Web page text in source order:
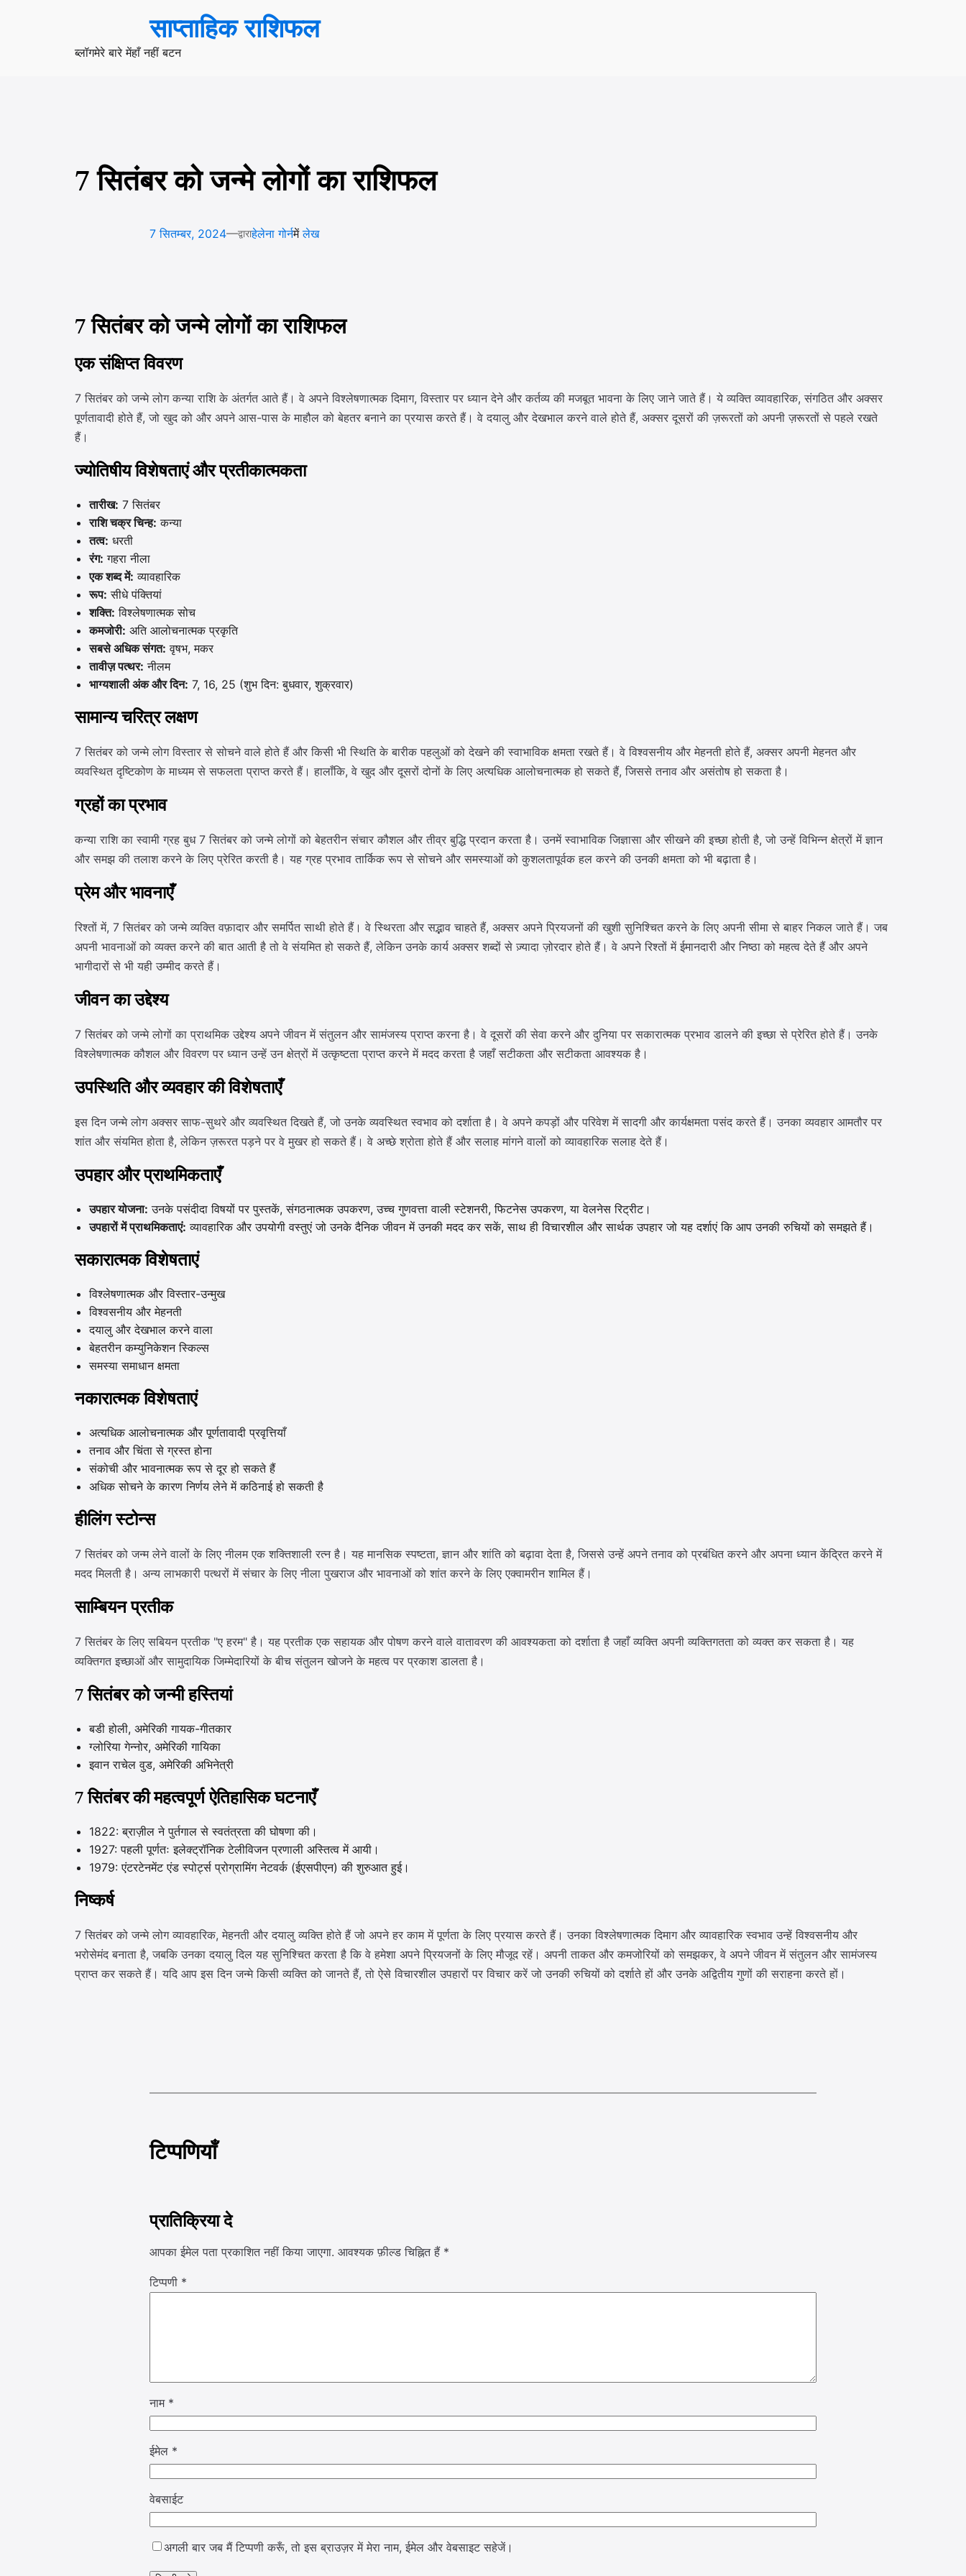
साप्ताहिक राशिफल
ब्लॉगमेरे बारे मेंहाँ नहीं बटन
7 सितंबर को जन्मे लोगों का राशिफल
7 सितम्बर, 2024—द्वाराहेलेना गोर्नमेंलेख
7 सितंबर को जन्मे लोगों का राशिफल
एक संक्षिप्त विवरण
7 सितंबर को जन्मे लोग कन्या राशि के अंतर्गत आते हैं। वे अपने विश्लेषणात्मक दिमाग, विस्तार पर ध्यान देने और कर्तव्य की मजबूत भावना के लिए जाने जाते हैं। ये व्यक्ति व्यावहारिक, संगठित और अक्सर
पूर्णतावादी होते हैं, जो खुद को और अपने आस-पास के माहौल को बेहतर बनाने का प्रयास करते हैं। वे दयालु और देखभाल करने वाले होते हैं, अक्सर दूसरों की ज़रूरतों को अपनी ज़रूरतों से पहले रखते
हैं।
ज्योतिषीय विशेषताएं और प्रतीकात्मकता
तारीख: 7 सितंबर
राशि चक्र चिन्ह: कन्या
तत्व: धरती
रंग: गहरा नीला
एक शब्द में: व्यावहारिक
रूप: सीधे पंक्तियां
शक्ति: विश्लेषणात्मक सोच
कमजोरी: अति आलोचनात्मक प्रकृति
सबसे अधिक संगत: वृषभ, मकर
तावीज़ पत्थर: नीलम
भाग्यशाली अंक और दिन: 7, 16, 25 (शुभ दिन: बुधवार, शुक्रवार)
सामान्य चरित्र लक्षण
7 सितंबर को जन्मे लोग विस्तार से सोचने वाले होते हैं और किसी भी स्थिति के बारीक पहलुओं को देखने की स्वाभाविक क्षमता रखते हैं। वे विश्वसनीय और मेहनती होते हैं, अक्सर अपनी मेहनत और
व्यवस्थित दृष्टिकोण के माध्यम से सफलता प्राप्त करते हैं। हालाँकि, वे खुद और दूसरों दोनों के लिए अत्यधिक आलोचनात्मक हो सकते हैं, जिससे तनाव और असंतोष हो सकता है।
ग्रहों का प्रभाव
कन्या राशि का स्वामी ग्रह बुध 7 सितंबर को जन्मे लोगों को बेहतरीन संचार कौशल और तीव्र बुद्धि प्रदान करता है। उनमें स्वाभाविक जिज्ञासा और सीखने की इच्छा होती है, जो उन्हें विभिन्न क्षेत्रों में ज्ञान
और समझ की तलाश करने के लिए प्रेरित करती है। यह ग्रह प्रभाव तार्किक रूप से सोचने और समस्याओं को कुशलतापूर्वक हल करने की उनकी क्षमता को भी बढ़ाता है।
प्रेम और भावनाएँ
रिश्तों में, 7 सितंबर को जन्मे व्यक्ति वफ़ादार और समर्पित साथी होते हैं। वे स्थिरता और सद्भाव चाहते हैं, अक्सर अपने प्रियजनों की खुशी सुनिश्चित करने के लिए अपनी सीमा से बाहर निकल जाते हैं। जब
अपनी भावनाओं को व्यक्त करने की बात आती है तो वे संयमित हो सकते हैं, लेकिन उनके कार्य अक्सर शब्दों से ज़्यादा ज़ोरदार होते हैं। वे अपने रिश्तों में ईमानदारी और निष्ठा को महत्व देते हैं और अपने
भागीदारों से भी यही उम्मीद करते हैं।
जीवन का उद्देश्य
7 सितंबर को जन्मे लोगों का प्राथमिक उद्देश्य अपने जीवन में संतुलन और सामंजस्य प्राप्त करना है। वे दूसरों की सेवा करने और दुनिया पर सकारात्मक प्रभाव डालने की इच्छा से प्रेरित होते हैं। उनके
विश्लेषणात्मक कौशल और विवरण पर ध्यान उन्हें उन क्षेत्रों में उत्कृष्टता प्राप्त करने में मदद करता है जहाँ सटीकता और सटीकता आवश्यक है।
उपस्थिति और व्यवहार की विशेषताएँ
इस दिन जन्मे लोग अक्सर साफ-सुथरे और व्यवस्थित दिखते हैं, जो उनके व्यवस्थित स्वभाव को दर्शाता है। वे अपने कपड़ों और परिवेश में सादगी और कार्यक्षमता पसंद करते हैं। उनका व्यवहार आमतौर पर
शांत और संयमित होता है, लेकिन ज़रूरत पड़ने पर वे मुखर हो सकते हैं। वे अच्छे श्रोता होते हैं और सलाह मांगने वालों को व्यावहारिक सलाह देते हैं।
उपहार और प्राथमिकताएँ
उपहार योजना: उनके पसंदीदा विषयों पर पुस्तकें, संगठनात्मक उपकरण, उच्च गुणवत्ता वाली स्टेशनरी, फिटनेस उपकरण, या वेलनेस रिट्रीट।
उपहारों में प्राथमिकताएं: व्यावहारिक और उपयोगी वस्तुएं जो उनके दैनिक जीवन में उनकी मदद कर सकें, साथ ही विचारशील और सार्थक उपहार जो यह दर्शाएं कि आप उनकी रुचियों को समझते हैं।
सकारात्मक विशेषताएं
विश्लेषणात्मक और विस्तार-उन्मुख
विश्वसनीय और मेहनती
दयालु और देखभाल करने वाला
बेहतरीन कम्युनिकेशन स्किल्स
समस्या समाधान क्षमता
नकारात्मक विशेषताएं
अत्यधिक आलोचनात्मक और पूर्णतावादी प्रवृत्तियाँ
तनाव और चिंता से ग्रस्त होना
संकोची और भावनात्मक रूप से दूर हो सकते हैं
अधिक सोचने के कारण निर्णय लेने में कठिनाई हो सकती है
हीलिंग स्टोन्स
7 सितंबर को जन्म लेने वालों के लिए नीलम एक शक्तिशाली रत्न है। यह मानसिक स्पष्टता, ज्ञान और शांति को बढ़ावा देता है, जिससे उन्हें अपने तनाव को प्रबंधित करने और अपना ध्यान केंद्रित करने में
मदद मिलती है। अन्य लाभकारी पत्थरों में संचार के लिए नीला पुखराज और भावनाओं को शांत करने के लिए एक्वामरीन शामिल हैं।
साम्बियन प्रतीक
7 सितंबर के लिए सबियन प्रतीक "ए हरम" है। यह प्रतीक एक सहायक और पोषण करने वाले वातावरण की आवश्यकता को दर्शाता है जहाँ व्यक्ति अपनी व्यक्तिगतता को व्यक्त कर सकता है। यह
व्यक्तिगत इच्छाओं और सामुदायिक जिम्मेदारियों के बीच संतुलन खोजने के महत्व पर प्रकाश डालता है।
7 सितंबर को जन्मी हस्तियां
बडी होली, अमेरिकी गायक-गीतकार
ग्लोरिया गेन्नोर, अमेरिकी गायिका
इवान राचेल वुड, अमेरिकी अभिनेत्री
7 सितंबर की महत्वपूर्ण ऐतिहासिक घटनाएँ
1822: ब्राज़ील ने पुर्तगाल से स्वतंत्रता की घोषणा की।
1927: पहली पूर्णतः इलेक्ट्रॉनिक टेलीविजन प्रणाली अस्तित्व में आयी।
1979: एंटरटेनमेंट एंड स्पोर्ट्स प्रोग्रामिंग नेटवर्क (ईएसपीएन) की शुरुआत हुई।
निष्कर्ष
7 सितंबर को जन्मे लोग व्यावहारिक, मेहनती और दयालु व्यक्ति होते हैं जो अपने हर काम में पूर्णता के लिए प्रयास करते हैं। उनका विश्लेषणात्मक दिमाग और व्यावहारिक स्वभाव उन्हें विश्वसनीय और
भरोसेमंद बनाता है, जबकि उनका दयालु दिल यह सुनिश्चित करता है कि वे हमेशा अपने प्रियजनों के लिए मौजूद रहें। अपनी ताकत और कमजोरियों को समझकर, वे अपने जीवन में संतुलन और सामंजस्य
प्राप्त कर सकते हैं। यदि आप इस दिन जन्मे किसी व्यक्ति को जानते हैं, तो ऐसे विचारशील उपहारों पर विचार करें जो उनकी रुचियों को दर्शाते हों और उनके अद्वितीय गुणों की सराहना करते हों।
टिप्पणियाँ
प्रातिक्रिया दे
आपका ईमेल पता प्रकाशित नहीं किया जाएगा. आवश्यक फ़ील्ड चिह्नित हैं *
टिप्पणी *
नाम *
ईमेल *
वेबसाईट
अगली बार जब मैं टिप्पणी करूँ, तो इस ब्राउज़र में मेरा नाम, ईमेल और वेबसाइट सहेजें।